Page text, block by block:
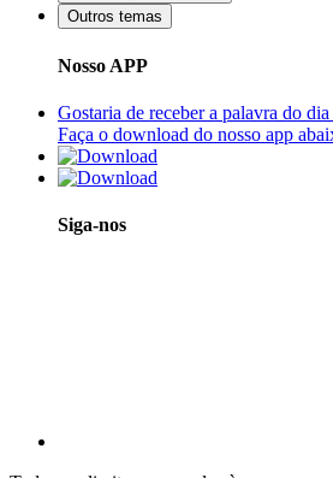
Outros temas
Nosso APP
Gostaria de receber a palavra do
Faça o download do nosso app
Siga-nos